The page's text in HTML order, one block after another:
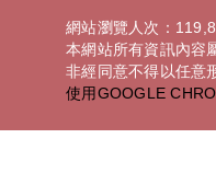
網站瀏覽人次：
本網站所有資訊內容
非經同意不得以任意
使用GOOGLE